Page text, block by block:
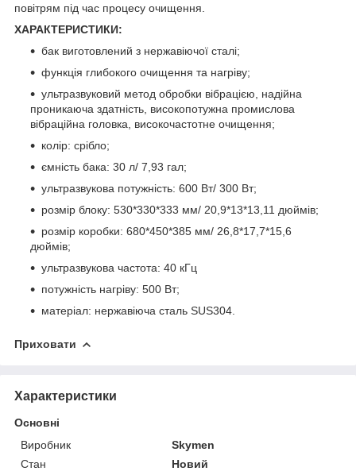
повітрям під час процесу очищення.
ХАРАКТЕРИСТИКИ:
бак виготовлений з нержавіючої сталі;
функція глибокого очищення та нагріву;
ультразвуковий метод обробки вібрацією, надійна
проникаюча здатність, високопотужна промислова
вібраційна головка, високочастотне очищення;
колір: срібло;
ємність бака: 30 л/ 7,93 гал;
ультразвукова потужність: 600 Вт/ 300 Вт;
розмір блоку: 530*330*333 мм/ 20,9*13*13,11 дюймів;
розмір коробки: 680*450*385 мм/ 26,8*17,7*15,6
дюймів;
ультразвукова частота: 40 кГц
потужність нагріву: 500 Вт;
матеріал: нержавіюча сталь SUS304.
Приховати
Характеристики
Основні
Виробник
Skymen
Стан
Новий